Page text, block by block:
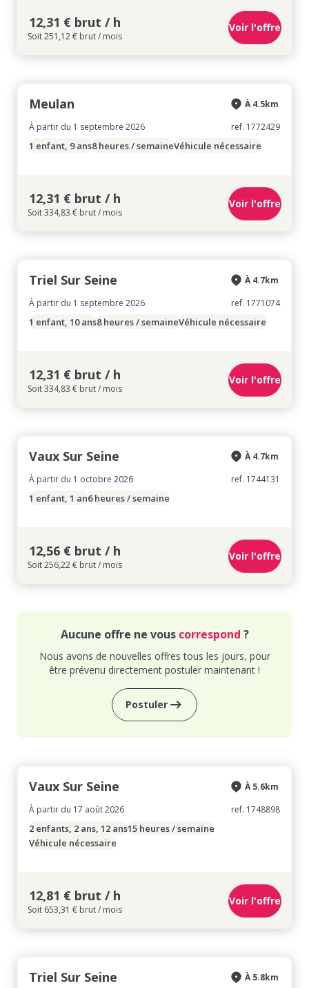
12,31 € brut / h
Soit 251,12 € brut / mois
Voir l'offre
Meulan
À partir du 1 septembre 2026
À 4.5km
ref. 1772429
1 enfant, 9 ans8 heures / semaineVéhicule nécessaire
12,31 € brut / h
Soit 334,83 € brut / mois
Voir l'offre
Triel Sur Seine
À partir du 1 septembre 2026
À 4.7km
ref. 1771074
1 enfant, 10 ans8 heures / semaineVéhicule nécessaire
12,31 € brut / h
Soit 334,83 € brut / mois
Voir l'offre
Vaux Sur Seine
À partir du 1 octobre 2026
À 4.7km
ref. 1744131
1 enfant, 1 an6 heures / semaine
12,56 € brut / h
Soit 256,22 € brut / mois
Voir l'offre
Aucune offre ne vous correspond ?
Nous avons de nouvelles offres tous les jours, pour
être prévenu directement postuler maintenant !
Postuler
Vaux Sur Seine
À partir du 17 août 2026
À 5.6km
ref. 1748898
2 enfants, 2 ans, 12 ans15 heures / semaine
Véhicule nécessaire
12,81 € brut / h
Soit 653,31 € brut / mois
Voir l'offre
Triel Sur Seine À 5.8km